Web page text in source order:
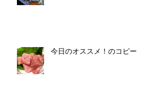
今日のオススメ！のコピー